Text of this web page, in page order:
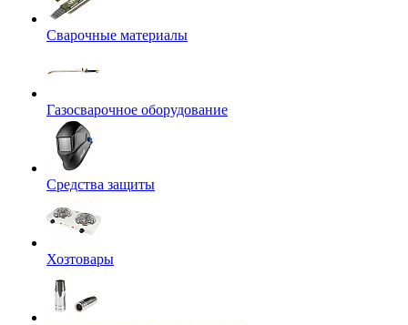
Сварочные материалы
Газосварочное оборудование
Средства защиты
Хозтовары